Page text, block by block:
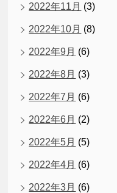
2022年11月 (3)
2022年10月 (8)
2022年9月 (6)
2022年8月 (3)
2022年7月 (6)
2022年6月 (2)
2022年5月 (5)
2022年4月 (6)
2022年3月 (6)